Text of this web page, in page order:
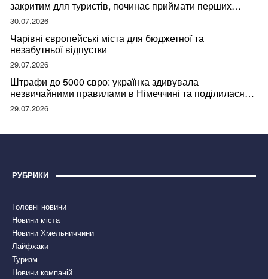
закритим для туристів, починає приймати перших
відвідувачів
30.07.2026
Чарівні європейські міста для бюджетної та
незабутньої відпустки
29.07.2026
Штрафи до 5000 євро: українка здивувала
незвичайними правилами в Німеччині та поділилася
правдою
29.07.2026
РУБРИКИ
Головні новини
Новини міста
Новини Хмельниччини
Лайфхаки
Туризм
Новини компаній